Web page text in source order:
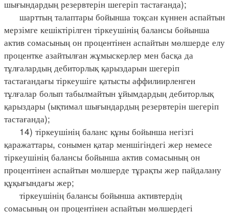
шығындардың резервтерін шегеріп тастағанда);
шарттың талаптары бойынша тоқсан күннен аспайтын
мерзімге кешіктірілген тіркеушінің балансы бойынша
актив сомасының он процентінен аспайтын мөлшерде елу
процентке азайтылған жұмыскерлер мен басқа да
тұлғалардың дебиторлық қарыздарын шегеріп
тастағандағы тіркеушіге қатысты аффилиирленген
тұлғалар болып табылмайтын ұйымдардың дебиторлық
қарыздары (ықтимал шығындардың резервтерін шегеріп
тастағанда);
14) тіркеушінің баланс құны бойынша негізгі
қаражаттары, сонымен қатар меншігіндегі жер немесе
тіркеушінің балансы бойынша актив сомасының он
процентінен аспайтын мөлшерде тұрақты жер пайдалану
құқығындағы жер;
тіркеушінің балансы бойынша активтердің
сомасының он процентінен аспайтын мөлшердегі